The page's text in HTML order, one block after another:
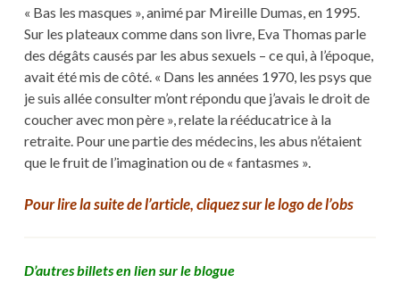
« Bas les masques », animé par Mireille Dumas, en 1995.
Sur les plateaux comme dans son livre, Eva Thomas parle
des dégâts causés par les abus sexuels – ce qui, à l’époque,
avait été mis de côté. « Dans les années 1970, les psys que
je suis allée consulter m’ont répondu que j’avais le droit de
coucher avec mon père », relate la rééducatrice à la
retraite. Pour une partie des médecins, les abus n’étaient
que le fruit de l’imagination ou de « fantasmes ».
Pour lire la suite de l’article, cliquez sur le logo de l’obs
D’autres billets en lien sur le blogue